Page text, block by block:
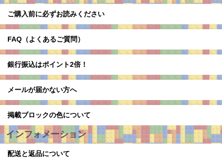
ご購入前に必ずお読みください
FAQ（よくあるご質問）
銀行振込はポイント2倍！
メールが届かない方へ
掲載ブロックの色について
インフォメーション
配送と返品について